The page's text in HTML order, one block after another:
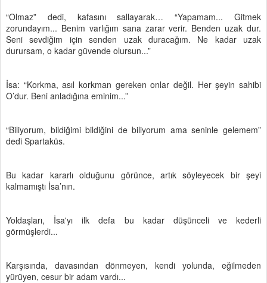
“Olmaz” dedi, kafasını sallayarak… “Yapamam... Gitmek
zorundayım... Benim varlığım sana zarar verir. Benden uzak dur.
Seni sevdiğim için senden uzak duracağım. Ne kadar uzak
durursam, o kadar güvende olursun...”
İsa: “Korkma, asıl korkman gereken onlar değil. Her şeyin sahibi
O’dur. Beni anladığına eminim...”
“Biliyorum, bildiğimi bildiğini de biliyorum ama seninle gelemem”
dedi Spartaküs.
Bu kadar kararlı olduğunu görünce, artık söyleyecek bir şeyi
kalmamıştı İsa’nın.
Yoldaşları, İsa'yı ilk defa bu kadar düşünceli ve kederli
görmüşlerdi...
Karşısında, davasından dönmeyen, kendi yolunda, eğilmeden
yürüyen, cesur bir adam vardı...